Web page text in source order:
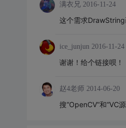
满衣兄 2016-11-24
这个需求
ice_junjun 2016-11-24
谢谢！给个链接呗！
赵4老师 2014-06-20
搜“OpenCV”和“VC